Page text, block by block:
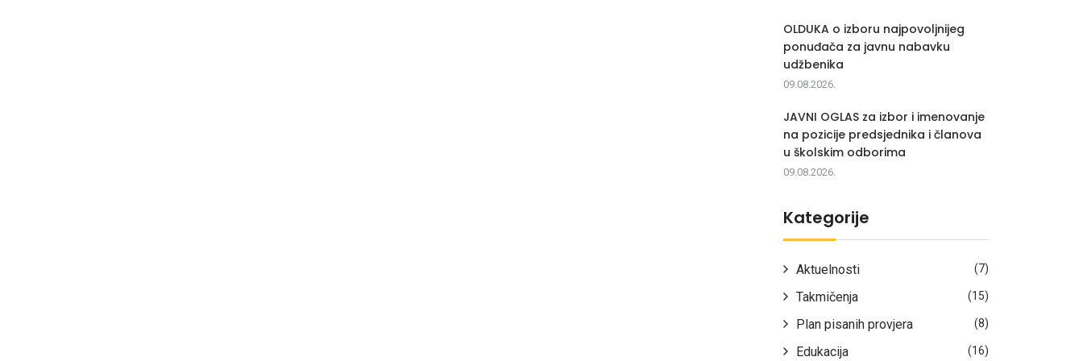
OLDUKA o izboru najpovoljnijeg
ponuđača za javnu nabavku
udžbenika
09.08.2026.
JAVNI OGLAS za izbor i imenovanje
na pozicije predsjednika i članova
u školskim odborima
09.08.2026.
Kategorije
Aktuelnosti (7)
Takmičenja (15)
Plan pisanih provjera (8)
Edukacija (16)